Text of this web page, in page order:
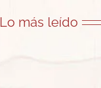
Lo más leído